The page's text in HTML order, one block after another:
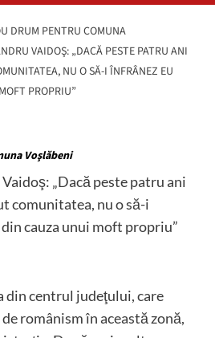
DRUM PENTRU COMUNA
VAIDOŞ: „DACĂ PESTE PATRU ANI
NU O SĂ-I ÎNFRÂNEZ EU
PROPRIU”
Voşlăbeni
„Dacă peste patru ani
comunitatea, nu o să-i
cauza unui moft propriu”
din centrul judeţului, care
românism în această zonă,